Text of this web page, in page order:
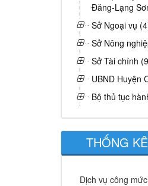
Đăng-Lạng
Sở Ngoại vụ
Sở Nông
Sở Tài chính
UBND Huyện
Bộ thủ tục
THỐNG
Dịch vụ công